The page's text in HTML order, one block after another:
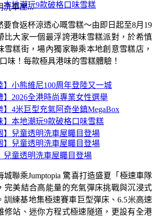
洗車屋...
本地潮玩9款破格口味雪糕
要食返杯涼透心嘅雪糕～由即日起至8月19
比大家一個最浮誇港味雪糕派對，於希慎
雪糕街，場內獨家聯乘本地創意雪糕店，
味！每款極具港味的雪糕體驗！
兒童透明洗車屋矚目登場
城聯乘Jumptopia 驚喜打造盛夏「極速車隊
完美結合高能量的充氣彈床挑戰與沉浸式
訓練基地集極速賽車巨型彈床、6.5米高速
修站、迷你方程式極速隧道，更設有全港